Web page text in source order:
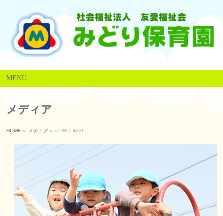
MENU
メディア
HOME » メディア » s-DSC_4236